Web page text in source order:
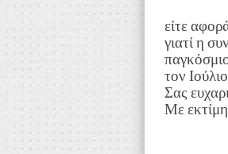
είτε
γιατί η
τον
Σας
Με